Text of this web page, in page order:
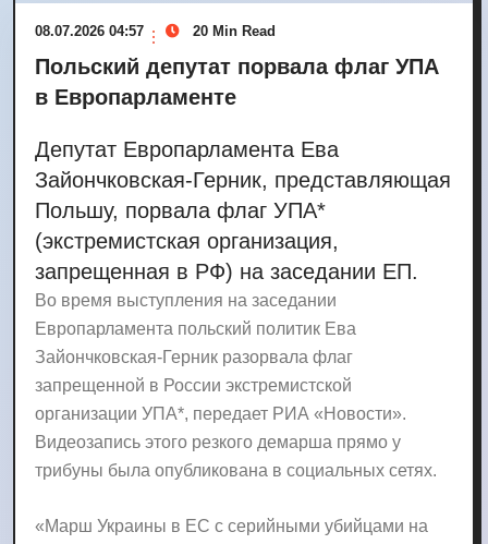
08.07.2026 04:57 20 Min Read
Польский депутат порвала флаг УПА
в Европарламенте
Депутат Европарламента Ева
Зайончковская-Герник, представляющая
Польшу, порвала флаг УПА*
(экстремистская организация,
запрещенная в РФ) на заседании ЕП.
Во время выступления на заседании
Европарламента польский политик Ева
Зайончковская-Герник разорвала флаг
запрещенной в России экстремистской
организации УПА*, передает РИА «Новости».
Видеозапись этого резкого демарша прямо у
трибуны была опубликована в социальных сетях.
«Марш Украины в ЕС с серийными убийцами на